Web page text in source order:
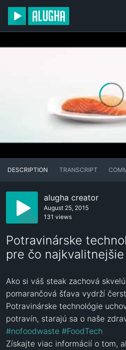
DESCRIPTION TRANSCRIPT
alugha creator
August 25, 2015
131 views
Potravinárske
pre čo
Ako si váš steak zachová
pomarančová šťava vydrží
Potravinárske technológie
#nofoodwaste #FoodTech
Získajte viac informácií o tom,